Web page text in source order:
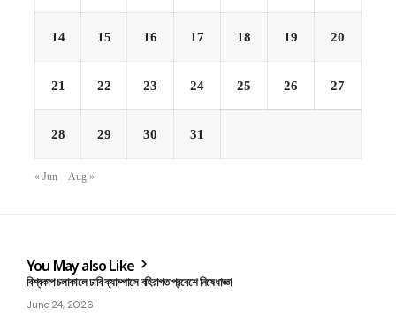
14 15 16 17 18 19 20
21 22 23 24 25 26 27
28 29 30 31
« Jun Aug »
You May also Like
বিশ্বকাপ চলাকালে ঢাবি ক্যাম্পাসে বহিরাগত প্রবেশে নিষেধাজ্ঞা
June 24, 2026